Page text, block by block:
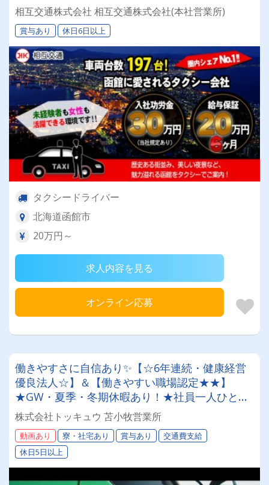
相互交通株式会社 相互交通株式会社(本社営業所)
賞与あり 休日6日以上
タクシードライバー
北海道函館市
20万円～
求人内容を見る
オンライン応募
働きやすさに自信あり✨【☆6年連続・健康経営
優良法人☆】＆【働きやすい職場認定★★】
★GW・夏季・冬期休暇あり！★社員一人ひとり
を大切にする昭和34年設立の安定企業！＜未経験
者も大歓迎！トレーラードライバー＞
株式会社トッキュウ 苫小牧営業所
動画あり 寮・社宅あり 賞与あり
交通費支給
休日5日以上